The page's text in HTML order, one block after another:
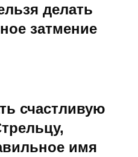
делать
затмение
счастливую
имя